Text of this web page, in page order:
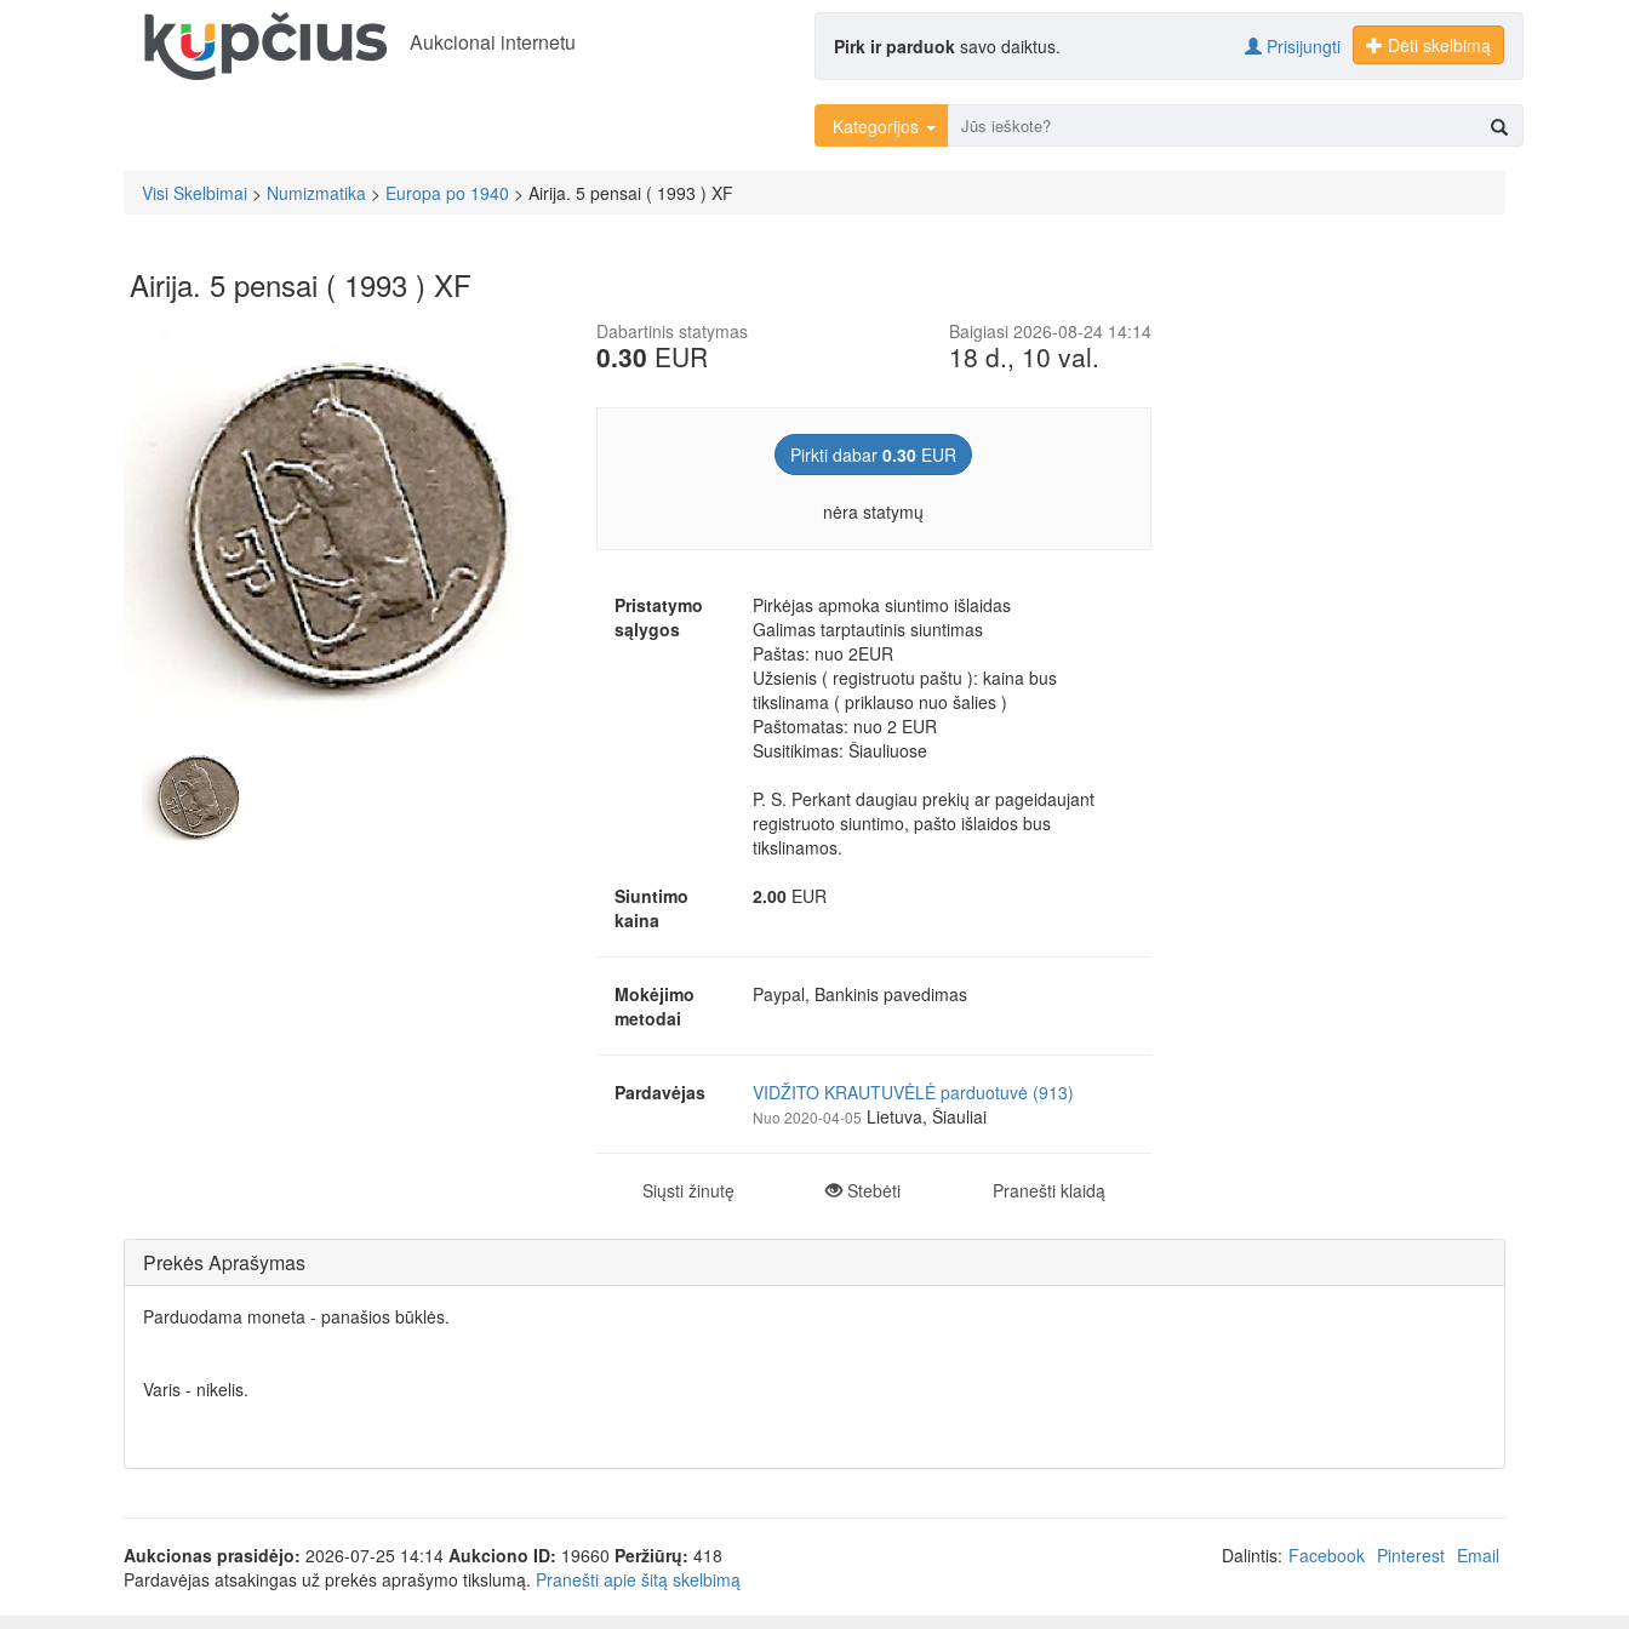
Aukcionai internetu Dėti skelbimą
Prisijungti
Pirk ir parduok savo daiktus.
Kategorijos
Visi Skelbimai > Numizmatika > Europa po 1940 > Airija. 5 pensai ( 1993 ) XF
Airija. 5 pensai ( 1993 ) XF
Dabartinis statymas
0.30 EUR
Baigiasi 2026-08-24 14:14
18 d., 10 val.
Pirkti dabar0.30 EUR
nėra statymų
Pristatymo
sąlygos
Pirkėjas apmoka siuntimo išlaidas
Galimas tarptautinis siuntimas
Paštas: nuo 2EUR
Užsienis ( registruotu paštu ): kaina bus
tikslinama ( priklauso nuo šalies )
Paštomatas: nuo 2 EUR
Susitikimas: Šiauliuose
P. S. Perkant daugiau prekių ar pageidaujant
registruoto siuntimo, pašto išlaidos bus
tikslinamos.
Siuntimo
kaina
2.00 EUR
Mokėjimo
metodai
Paypal, Bankinis pavedimas
Pardavėjas VIDŽITO KRAUTUVĖLĖ parduotuvė (913)
Nuo 2020-04-05 Lietuva, Šiauliai
Siųsti žinutę Stebėti Pranešti klaidą
Prekės Aprašymas
Parduodama moneta - panašios būklės.
Varis - nikelis.
Aukcionas prasidėjo: 2026-07-25 14:14 Aukciono ID: 19660 Peržiūrų: 418
Pardavėjas atsakingas už prekės aprašymo tikslumą. Pranešti apie šitą skelbimą
Dalintis: Facebook Pinterest Email